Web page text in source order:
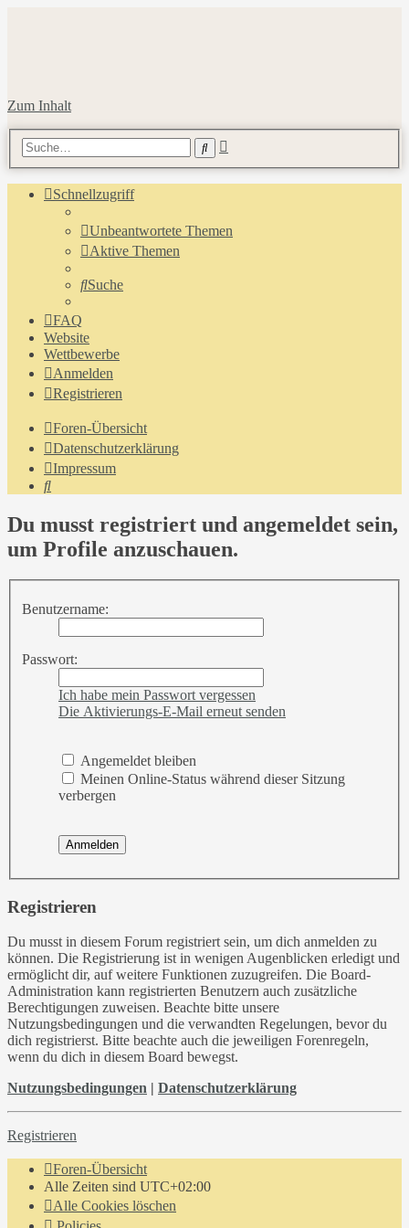
Zum Inhalt
Suche
Schnellzugriff
Unbeantwortete Themen
Aktive Themen
Suche
FAQ
Website
Wettbewerbe
Anmelden
Registrieren
Foren-Übersicht
Datenschutzerklärung
Impressum
Suche
Du musst registriert und angemeldet sein,
um Profile anzuschauen.
Benutzername:
Passwort:
Ich habe mein Passwort vergessen
Die Aktivierungs-E-Mail erneut senden
Angemeldet bleiben
Meinen Online-Status während dieser Sitzung
verbergen
Registrieren
Du musst in diesem Forum registriert sein, um dich anmelden zu
können. Die Registrierung ist in wenigen Augenblicken erledigt und
ermöglicht dir, auf weitere Funktionen zuzugreifen. Die Board-
Administration kann registrierten Benutzern auch zusätzliche
Berechtigungen zuweisen. Beachte bitte unsere
Nutzungsbedingungen und die verwandten Regelungen, bevor du
dich registrierst. Bitte beachte auch die jeweiligen Forenregeln,
wenn du dich in diesem Board bewegst.
Nutzungsbedingungen | Datenschutzerklärung
Registrieren
Foren-Übersicht
Alle Zeiten sind UTC+02:00
Alle Cookies löschen